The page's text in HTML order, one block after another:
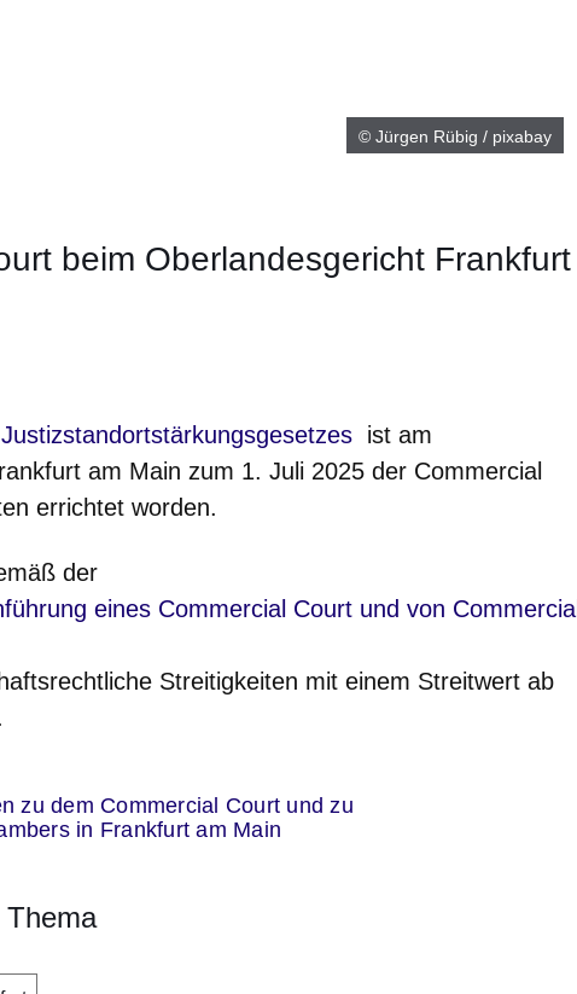
© Jürgen Rübig / pixabay
beim Oberlandesgericht Frankfurt
Justizstandortstärkungsgesetzes
sich in einem neuen Fenster ist am
am Main zum 1. Juli 2025 der Commercial
errichtet worden.
der
eines Commercial Court und von Commercial
Fenster
Streitigkeiten mit einem Streitwert ab
zu dem Commercial Court und zu
in Frankfurt am Main
Fenster
Thema